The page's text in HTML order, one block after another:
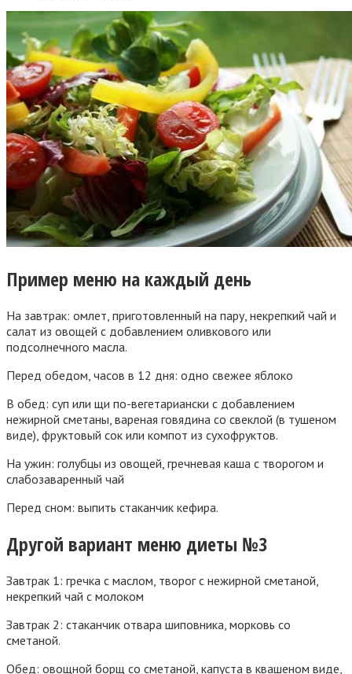
Пример меню на каждый день
На завтрак: омлет, приготовленный на пару, некрепкий чай и
салат из овощей с добавлением оливкового или
подсолнечного масла.
Перед обедом, часов в 12 дня: одно свежее яблоко
В обед: суп или щи по-вегетариански с добавлением
нежирной сметаны, вареная говядина со свеклой (в тушеном
виде), фруктовый сок или компот из сухофруктов.
На ужин: голубцы из овощей, гречневая каша с творогом и
слабозаваренный чай
Перед сном: выпить стаканчик кефира.
Другой вариант меню диеты №3
Завтрак 1: гречка с маслом, творог с нежирной сметаной,
некрепкий чай с молоком
Завтрак 2: стаканчик отвара шиповника, морковь со
сметаной.
Обед: овощной борщ со сметаной, капуста в квашеном виде,